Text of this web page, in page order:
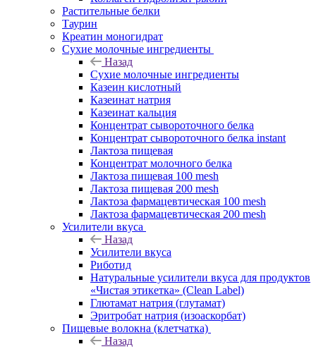
Растительные белки
Таурин
Креатин моногидрат
Сухие молочные ингредиенты
Назад
Сухие молочные ингредиенты
Казеин кислотный
Казеинат натрия
Казеинат кальция
Концентрат сывороточного белка
Концентрат сывороточного белка instant
Лактоза пищевая
Концентрат молочного белка
Лактоза пищевая 100 mesh
Лактоза пищевая 200 mesh
Лактоза фармацевтическая 100 mesh
Лактоза фармацевтическая 200 mesh
Усилители вкуса
Назад
Усилители вкуса
Риботид
Натуральные усилители вкуса для продуктов
«Чистая этикетка» (Clean Label)
Глютамат натрия (глутамат)
Эритробат натрия (изоаскорбат)
Пищевые волокна (клетчатка)
Назад